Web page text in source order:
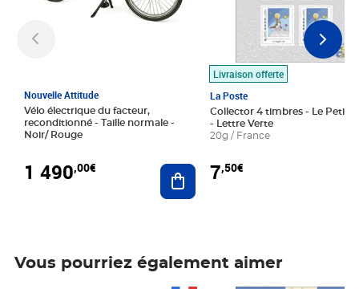
Nouvelle Attitude
Vélo électrique du facteur,
reconditionné - Taille normale -
Noir/ Rouge
1 490,00€ Ajouter au panier
Livraison offerte
La Poste
Collector 4 timbres - Le Petit
- Lettre Verte
20g / France
7,50€
Vous pourriez également aimer